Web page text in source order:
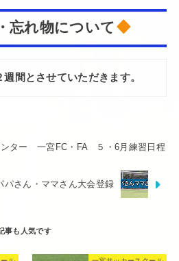
忘れ物について
間とさせていただきます。
ンター 一宮FC・FA ５・6月練習日程
パさん・ママさん大会登録